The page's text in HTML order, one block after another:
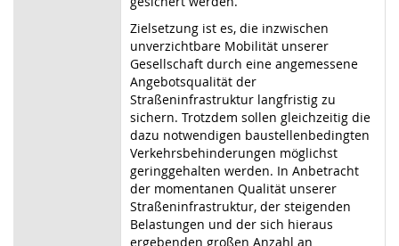
Zielsetzung ist es, die inzwischen
unverzichtbare Mobilität unserer
Gesellschaft durch eine angemessene
Angebotsqualität der
Straßeninfrastruktur langfristig zu
sichern. Trotzdem sollen gleichzeitig die
dazu notwendigen baustellenbedingten
Verkehrsbehinderungen möglichst
geringgehalten werden. In Anbetracht
der momentanen Qualität unserer
Straßeninfrastruktur, der steigenden
Belastungen und der sich hieraus
ergebenden großen Anzahl an